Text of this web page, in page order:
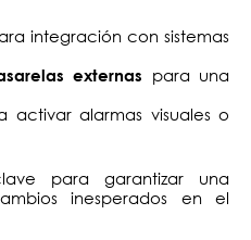
integración con sistemas
externas
para una
activar alarmas visuales o
para garantizar una
inesperados en el